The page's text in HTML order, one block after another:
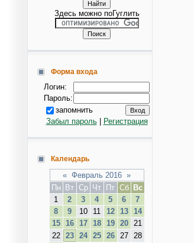
Здесь можно поГуглить
Форма входа
Логин:
Пароль:
запомнить
Забыл пароль| Регистрация
Календарь
« Февраль 2016 »
Пн
Вт Ср Чт Пт Сб
Вс
1
2 3 4 5 6
7
8
9 10 11 12 13
14
15
16 17 18 19 20
21
22
23 24 25 26 27
28